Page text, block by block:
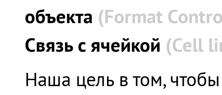
объекта (Format
Связь с ячейкой (Cell
Наша цель в том,